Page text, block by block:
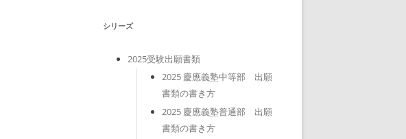
シリーズ
2025受験出願書類
2025 慶應義塾中等部 出願
書類の書き方
2025 慶應義塾普通部 出願
書類の書き方